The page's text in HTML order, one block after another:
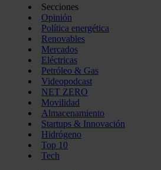
Secciones
Opinión
Política energética
Renovables
Mercados
Eléctricas
Petróleo & Gas
Videopodcast
NET ZERO
Movilidad
Almacenamiento
Startups & Innovación
Hidrógeno
Top 10
Tech